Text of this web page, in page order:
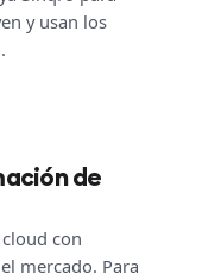
y usan los
de
con
mercado. Para